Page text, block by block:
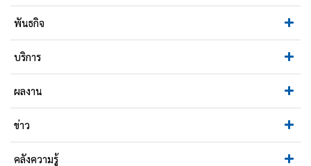
พันธกิจ
บริการ
ผลงาน
ข่าว
คลังความรู้